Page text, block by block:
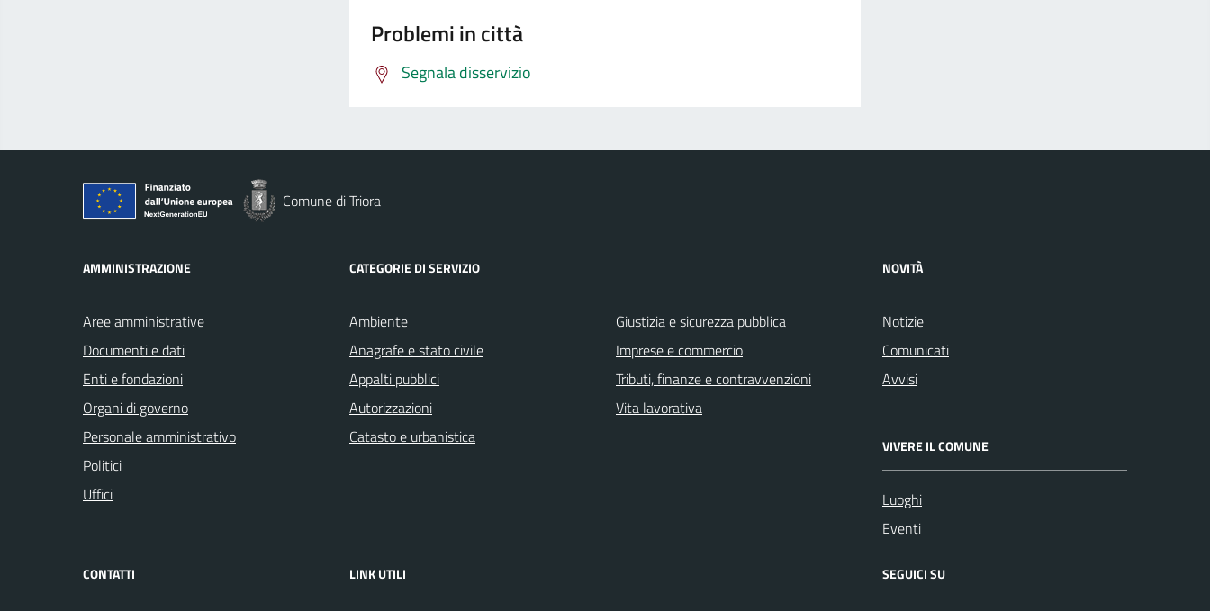
Problemi in città
Segnala disservizio
Comune di Triora
AMMINISTRAZIONE
Aree amministrative
Documenti e dati
Enti e fondazioni
Organi di governo
Personale amministrativo
Politici
Uffici
CATEGORIE DI SERVIZIO
Ambiente
Anagrafe e stato civile
Appalti pubblici
Autorizzazioni
Catasto e urbanistica
Giustizia e sicurezza pubblica
Imprese e commercio
Tributi, finanze e contravvenzioni
Vita lavorativa
NOVITÀ
Notizie
Comunicati
Avvisi
VIVERE IL COMUNE
Luoghi
Eventi
CONTATTI LINK UTILI SEGUICI SU